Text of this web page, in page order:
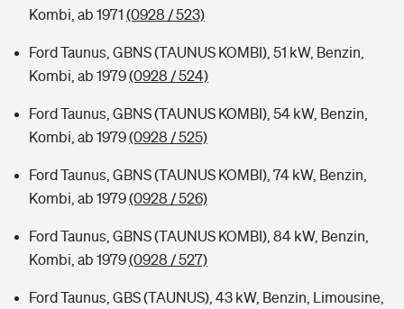
Kombi, ab 1971 (0928 / 523)
Ford Taunus, GBNS (TAUNUS KOMBI), 51 kW, Benzin,
Kombi, ab 1979(0928 / 524)
Ford Taunus, GBNS (TAUNUS KOMBI), 54 kW, Benzin,
Kombi, ab 1979(0928 / 525)
Ford Taunus, GBNS (TAUNUS KOMBI), 74 kW, Benzin,
Kombi, ab 1979(0928 / 526)
Ford Taunus, GBNS (TAUNUS KOMBI), 84 kW, Benzin,
Kombi, ab 1979(0928 / 527)
Ford Taunus, GBS (TAUNUS), 43 kW, Benzin, Limousine,